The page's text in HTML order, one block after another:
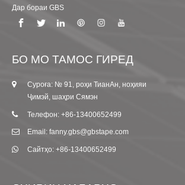
Дар бораи GBS
БО МО ТАМОС ГИРЕД
Суроға: № 91, роҳи ТианАн, ноҳияи
Ҷимэй, шаҳри Сямэн
Телефон: +86-13400652499
Email: fanny.gbs@gbstape.com
Сайтҳо: +86-13400652499